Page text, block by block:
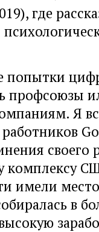
где
попытки
профсоюзы
Я
своего
имели
в